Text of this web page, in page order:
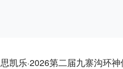
思凯乐·2026第二届九寨沟环